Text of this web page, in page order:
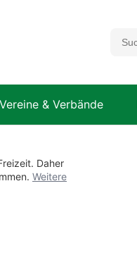
Vereine & Verbände
Daher
Weitere